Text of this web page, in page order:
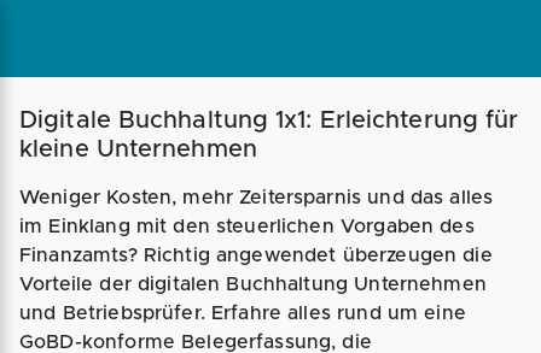
Digitale Buchhaltung 1x1: Erleichterung für
kleine Unternehmen
Weniger Kosten, mehr Zeitersparnis und das alles
im Einklang mit den steuerlichen Vorgaben des
Finanzamts? Richtig angewendet überzeugen die
Vorteile der digitalen Buchhaltung Unternehmen
und Betriebsprüfer. Erfahre alles rund um eine
GoBD-konforme Belegerfassung, die